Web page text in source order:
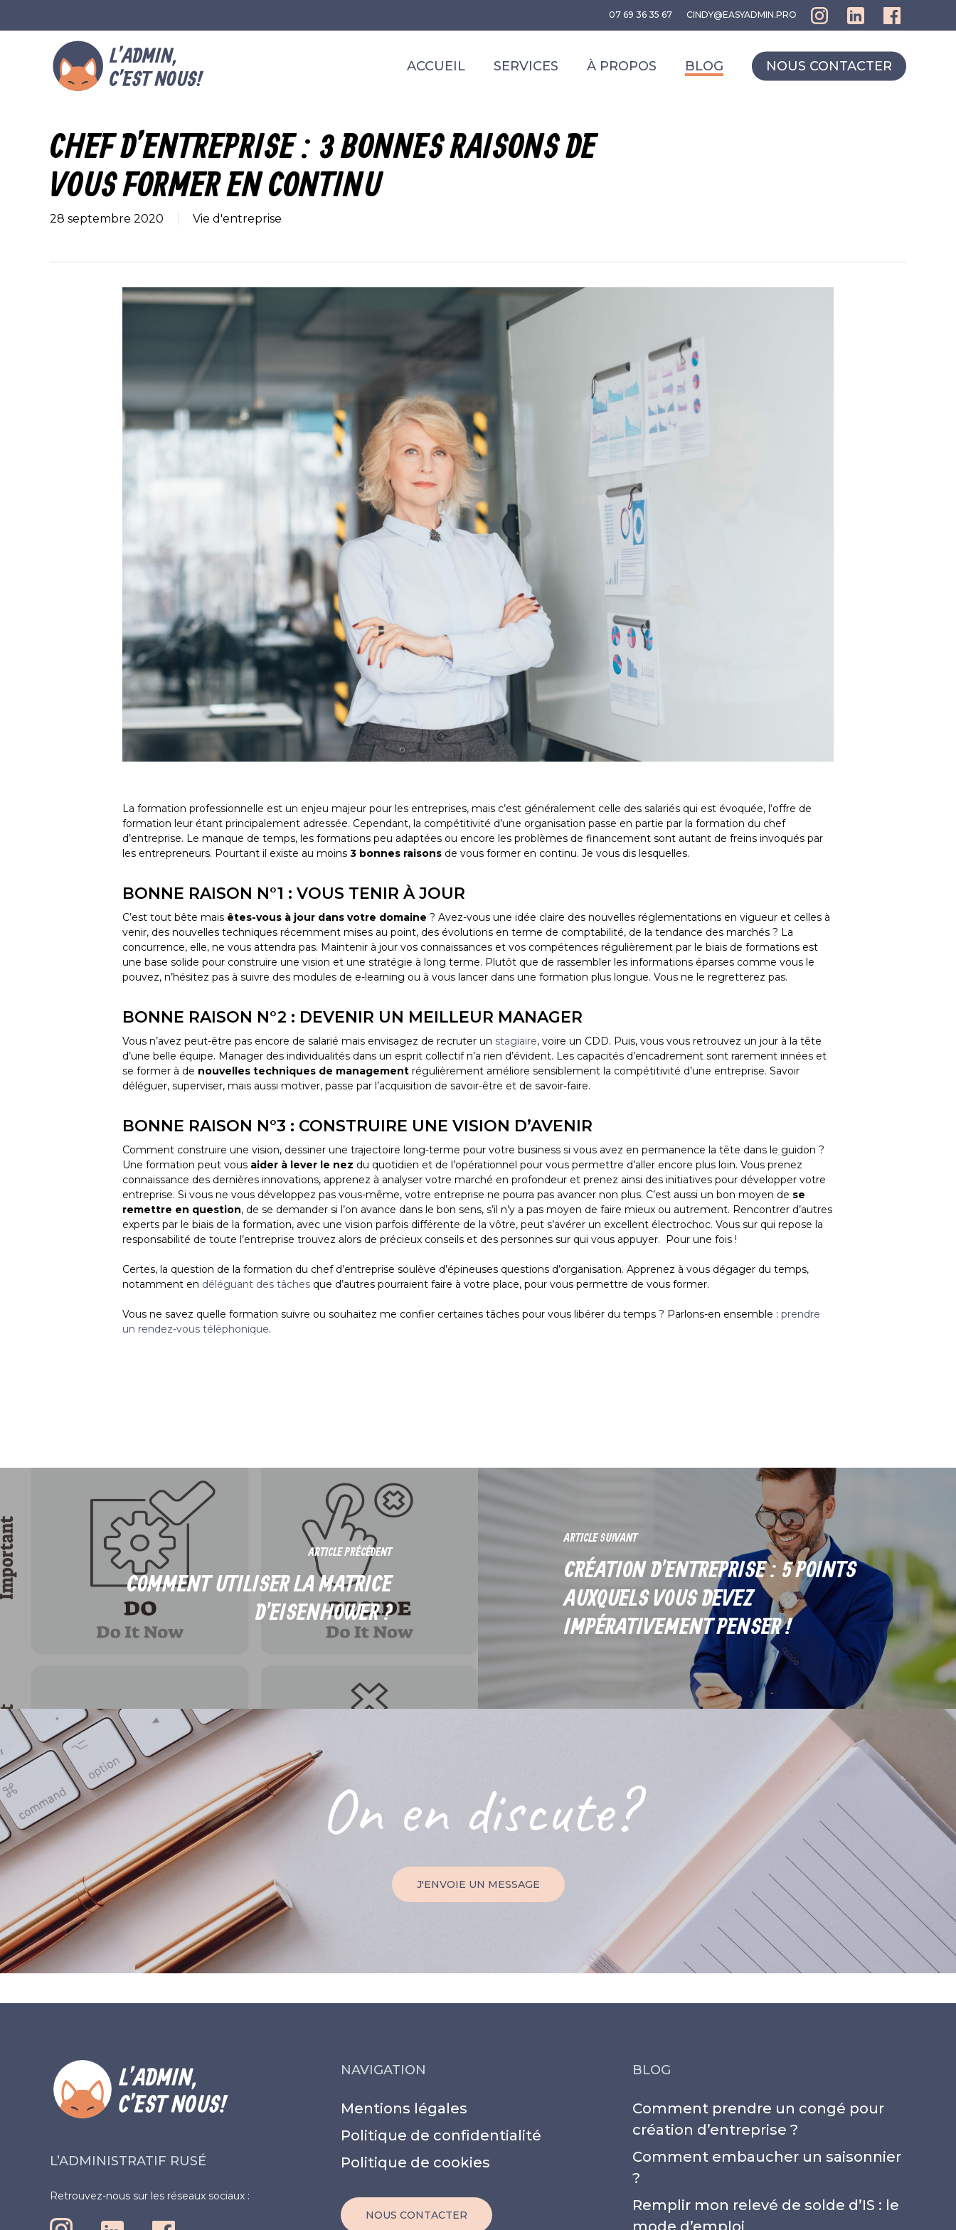
07 69 36 35 67 CINDY@EASYADMIN.PRO
ACCUEIL SERVICES À PROPOS BLOG NOUS CONTACTER
CHEF D’ENTREPRISE : 3 BONNES RAISONS DE
VOUS FORMER EN CONTINU
28 septembre 2020 Vie d'entreprise
La formation professionnelle est un enjeu majeur pour les entreprises, mais c’est généralement celle des salariés qui est évoquée, l‘offre de
formation leur étant principalement adressée. Cependant, la compétitivité d’une organisation passe en partie par la formation du chef
d’entreprise. Le manque de temps, les formations peu adaptées ou encore les problèmes de financement sont autant de freins invoqués par
les entrepreneurs. Pourtant il existe au moins 3 bonnes raisons de vous former en continu. Je vous dis lesquelles.
BONNE RAISON N°1 : VOUS TENIR À JOUR
C’est tout bête mais êtes-vous à jour dans votre domaine ? Avez-vous une idée claire des nouvelles réglementations en vigueur et celles à
venir, des nouvelles techniques récemment mises au point, des évolutions en terme de comptabilité, de la tendance des marchés ? La
concurrence, elle, ne vous attendra pas. Maintenir à jour vos connaissances et vos compétences régulièrement par le biais de formations est
une base solide pour construire une vision et une stratégie à long terme. Plutôt que de rassembler les informations éparses comme vous le
pouvez, n’hésitez pas à suivre des modules de e-learning ou à vous lancer dans une formation plus longue. Vous ne le regretterez pas.
BONNE RAISON N°2 : DEVENIR UN MEILLEUR MANAGER
Vous n’avez peut-être pas encore de salarié mais envisagez de recruter un stagiaire, voire un CDD. Puis, vous vous retrouvez un jour à la tête
d’une belle équipe. Manager des individualités dans un esprit collectif n’a rien d’évident. Les capacités d’encadrement sont rarement innées et
se former à de nouvelles techniques de management régulièrement améliore sensiblement la compétitivité d’une entreprise. Savoir
déléguer, superviser, mais aussi motiver, passe par l’acquisition de savoir-être et de savoir-faire.
BONNE RAISON N°3 : CONSTRUIRE UNE VISION D’AVENIR
Comment construire une vision, dessiner une trajectoire long-terme pour votre business si vous avez en permanence la tête dans le guidon ?
Une formation peut vous aider à lever le nez du quotidien et de l’opérationnel pour vous permettre d’aller encore plus loin. Vous prenez
connaissance des dernières innovations, apprenez à analyser votre marché en profondeur et prenez ainsi des initiatives pour développer votre
entreprise. Si vous ne vous développez pas vous-même, votre entreprise ne pourra pas avancer non plus. C’est aussi un bon moyen de se
remettre en question, de se demander si l’on avance dans le bon sens, s’il n’y a pas moyen de faire mieux ou autrement. Rencontrer d’autres
experts par le biais de la formation, avec une vision parfois différente de la vôtre, peut s’avérer un excellent électrochoc. Vous sur qui repose la
responsabilité de toute l’entreprise trouvez alors de précieux conseils et des personnes sur qui vous appuyer. Pour une fois !
Certes, la question de la formation du chef d’entreprise soulève d’épineuses questions d’organisation. Apprenez à vous dégager du temps,
notamment en déléguant des tâches que d’autres pourraient faire à votre place, pour vous permettre de vous former.
Vous ne savez quelle formation suivre ou souhaitez me confier certaines tâches pour vous libérer du temps ? Parlons-en ensemble : prendre
un rendez-vous téléphonique.
ARTICLE PRÉCÉDENT
COMMENT UTILISER LA MATRICE
D'EISENHOWER ?
ARTICLE SUIVANT
CRÉATION D'ENTREPRISE : 5 POINTS
AUXQUELS VOUS DEVEZ
IMPÉRATIVEMENT PENSER !
On en discute?
J'ENVOIE UN MESSAGE
L’ADMINISTRATIF RUSÉ
Retrouvez-nous sur les réseaux sociaux :
NAVIGATION
Mentions légales
Politique de confidentialité
Politique de cookies
NOUS CONTACTER
BLOG
Comment prendre un congé pour
création d’entreprise ?
Comment embaucher un saisonnier
?
Remplir mon relevé de solde d’IS : le
mode d’emploi